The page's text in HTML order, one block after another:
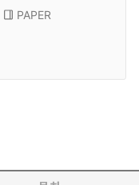
PAPER